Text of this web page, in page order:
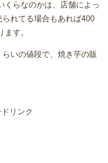
くらなのかは、店舗によっ
れてる場合もあれば400
す。
いの値段で、焼き芋の販
リンク